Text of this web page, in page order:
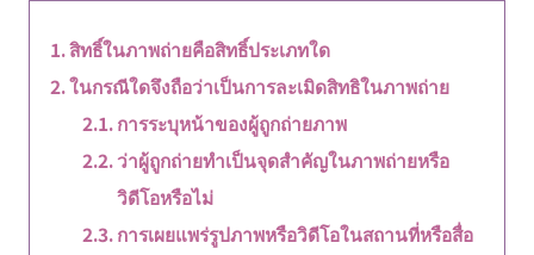
สิทธิ์ในภาพถ่ายคือสิทธิ์ประเภทใด
ในกรณีใดจึงถือว่าเป็นการละเมิดสิทธิในภาพถ่าย
การระบุหน้าของผู้ถูกถ่ายภาพ
ว่าผู้ถูกถ่ายทำเป็นจุดสำคัญในภาพถ่ายหรือ
วิดีโอหรือไม่
การเผยแพร่รูปภาพหรือวิดีโอในสถานที่หรือสื่อ